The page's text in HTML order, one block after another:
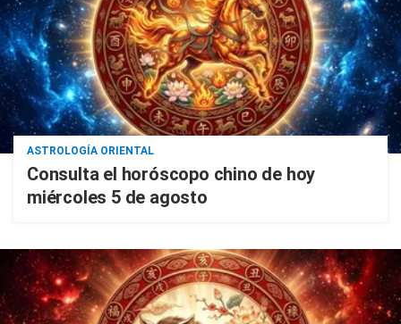
ASTROLOGÍA ORIENTAL
Consulta el horóscopo chino de hoy
miércoles 5 de agosto